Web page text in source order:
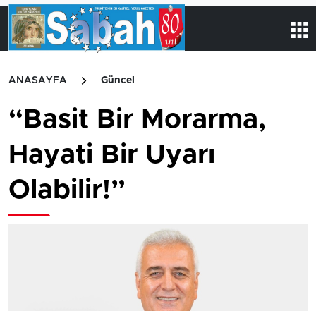
ANASAYFA Güncel
“Basit Bir Morarma,
Hayati Bir Uyarı
Olabilir!”